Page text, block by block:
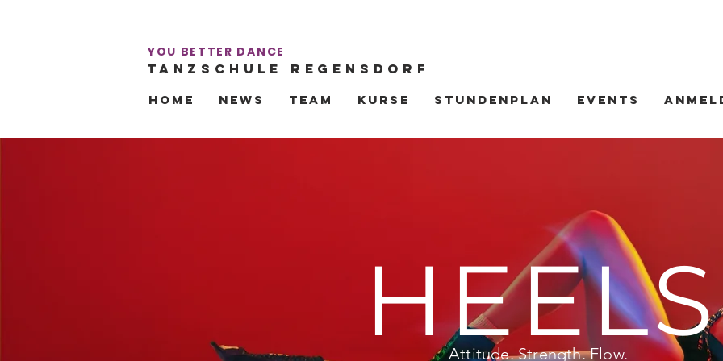
YOU BETTER DANCE
TANZSCHULE REGENSDORF
Home NEWS Team Kurse Stundenplan Events
HEELS
Attitude. Strength. Flow.